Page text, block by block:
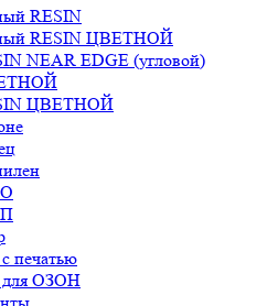
RESIN
RESIN ЦВЕТНОЙ
NEAR EDGE (угловой)
ЦВЕТНОЙ
печатью
для ОЗОН